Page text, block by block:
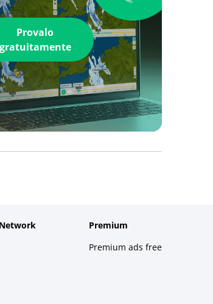
Provalo
gratuitamente
Premium
Premium ads free